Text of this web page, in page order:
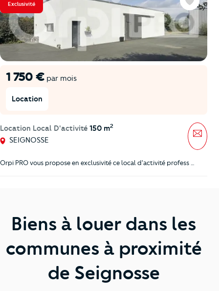
Exclusivité
1 750 € par mois
Location
Location Local D'activité 150 m2
SEIGNOSSE
Favoris
Orpi PRO vous propose en exclusivité ce local d'activité profess …
Biens à louer dans les
communes à proximité
de Seignosse